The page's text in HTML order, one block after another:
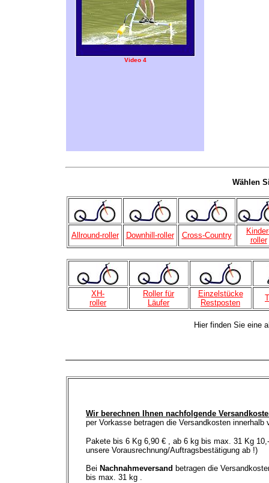
Video 4
Wählen
Allround-roller Downhill-roller Cross-Country
roller
XH-
roller
Roller für
Läufer
Einzelstücke
Restposten
Hier finden Sie eine
Wir berechnen Ihnen nachfolgende
per Vorkasse betragen die Versandkosten innerhalb
Pakete bis 6 Kg 6,90 € , ab 6 kg bis max. 31 Kg
unsere Vorausrechnung/Auftragsbestätigung ab !)
Bei Nachnahmeversand betragen die
bis max. 31 kg .